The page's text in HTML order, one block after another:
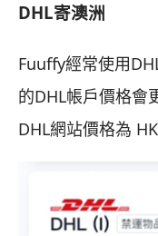
DHL寄澳洲
Fuuffy經常使用
的DHL帳戶價格會
DHL網站價格為